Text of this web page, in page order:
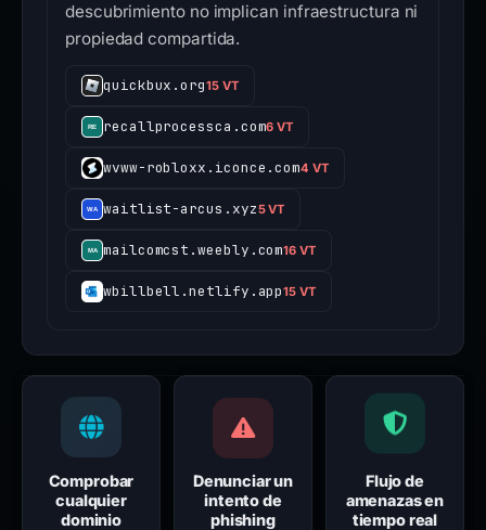
descubrimiento no implican infraestructura ni
propiedad compartida.
quickbux.org15 VT
recallprocessca.com6 VT
wvww-robloxx.iconce.com4 VT
waitlist-arcus.xyz5 VT
mailcomcst.weebly.com16 VT
wbillbell.netlify.app15 VT
Comprobar
cualquier
dominio
Denunciar un
intento de
phishing
Flujo de
amenazas en
tiempo real